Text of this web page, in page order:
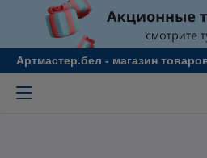
Артмастер.бел - магазин